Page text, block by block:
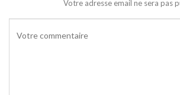
Votre adresse email ne sera pas